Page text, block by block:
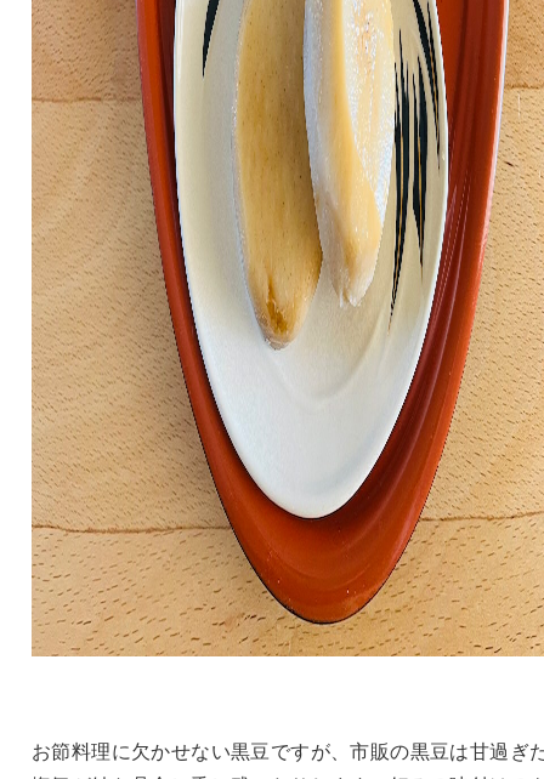
お節料理に欠かせない黒豆ですが、市販の黒豆は甘過ぎ